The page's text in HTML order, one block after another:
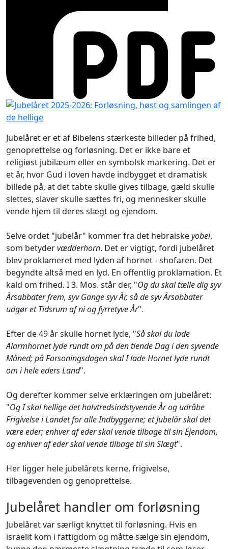
Jubelåret er et af Bibelens stærkeste billeder på frihed,
genoprettelse og forløsning. Det er ikke bare et
religiøst jubilæum eller en symbolsk markering. Det er
et år, hvor Gud i loven havde indbygget et dramatisk
billede på, at det tabte skulle gives tilbage, gæld skulle
slettes, slaver skulle sættes fri, og mennesker skulle
vende hjem til deres slægt og ejendom.
Selve ordet "jubelår" kommer fra det hebraiskeyobel,
som betydervædderhorn. Det er vigtigt, fordi jubelåret
blev proklameret med lyden af hornet - shofaren. Det
begyndte altså med en lyd. En offentlig proklamation. Et
kald om frihed. I 3. Mos. står der, "Og du skal tælle dig syv
Årsabbater frem, syv Gange syv År, så de syv Årsabbater
udgør et Tidsrum af ni og fyrretyve År".
Efter de 49 år skulle hornet lyde, "Så skal du lade
Alarmhornet lyde rundt om på den tiende Dag i den syvende
Måned; på Forsoningsdagen skal I lade Hornet lyde rundt
om i hele eders Land".
Og derefter kommer selve erklæringen om jubelåret:
"Og I skal hellige det halvtredsindstyvende År og udråbe
Frigivelse i Landet for alle Indbyggerne; et Jubelår skal det
være eder; enhver af eder skal vende tilbage til sin Ejendom,
og enhver af eder skal vende tilbage til sin Slægt".
Her ligger hele jubelårets kerne, frigivelse,
tilbagevenden og genoprettelse.
Jubelåret handler om forløsning
Jubelåret var særligt knyttet til forløsning. Hvis en
israelit kom i fattigdom og måtte sælge sin ejendom,